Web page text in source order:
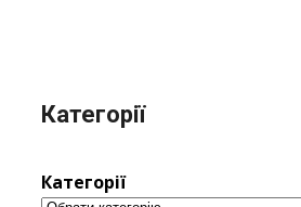
Категорії
Категорії